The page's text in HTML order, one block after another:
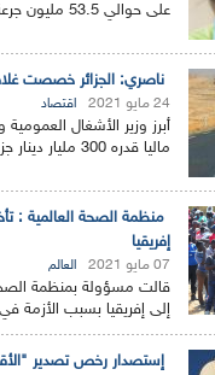
على حوالي 53.5 مليون جرعة من لقاحات كوفيد-19 حتى الآن،...
ناصري: الجزائر خصصت غلافا ماليا قدره 300 مليار دينار
24 مايو 2021 اقتصاد
أبرز وزير الأشغال
ماليا قدره 300 مليار دينار جزائري (ما يعادل 6ر2 مليار...
إفريقيا
07 مايو 2021 العالم
إلى إفريقيا بسبب الأزمة
إستصدار رخص تصدير